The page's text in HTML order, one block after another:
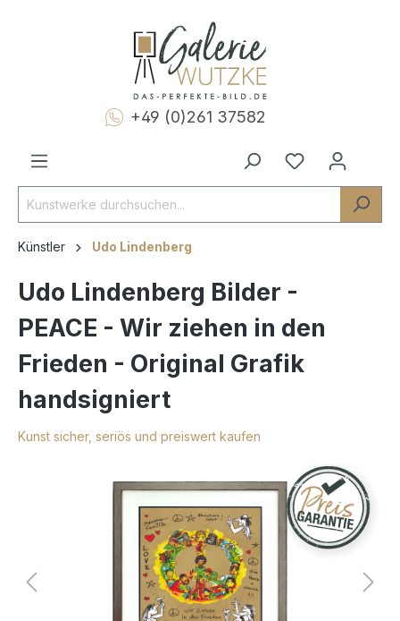
+49 (0)261 37582
Künstler Udo Lindenberg
Udo Lindenberg Bilder -
PEACE - Wir ziehen in den
Frieden - Original Grafik
handsigniert
Kunst sicher, seriös und preiswert kaufen